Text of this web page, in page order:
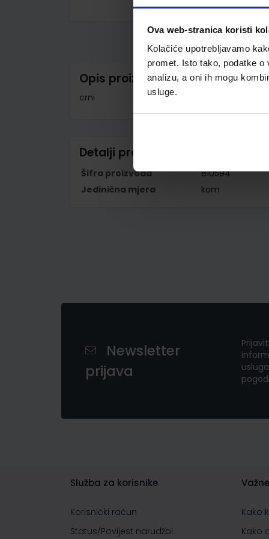
Ova web-stranica koristi
Kolačiće upotrebljavamo
promet. Isto tako, podatke
analizu, a oni ih mogu
usluge.
gallery
Opis proizvoda
crni
Detalji proizvoda
Šifra proizvoda
810594
Jedinična mjera
kom
Newsletter
prijava
Služba za korisnike
Korisnički račun
Status/Povijest narudžbi
Kako
Kako